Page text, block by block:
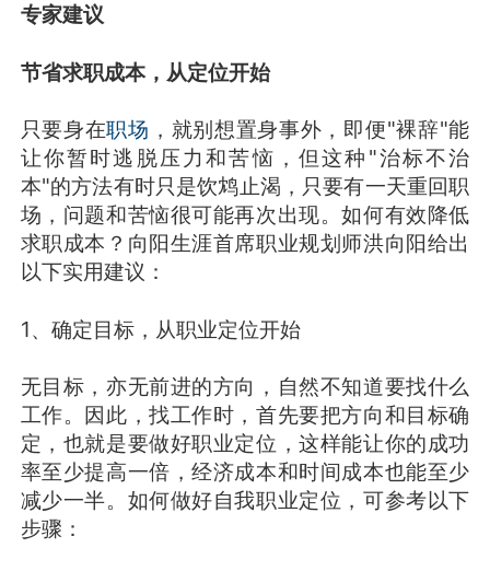
专家建议
节省求职成本，从定位开始
只要身在职场 ，就别想置身事外，即便"裸辞"能
让你暂时逃脱压力和苦恼，但这种"治标不治
本"的方法有时只是饮鸩止渴，只要有一天重回职
场，问题和苦恼很可能再次出现。如何有效降低
求职成本？向阳生涯首席职业规划师洪向阳给出
以下实用建议：
1、确定目标，从职业定位开始
无目标，亦无前进的方向，自然不知道要找什么
工作。因此，找工作时，首先要把方向和目标确
定，也就是要做好职业定位，这样能让你的成功
率至少提高一倍，经济成本和时间成本也能至少
减少一半。如何做好自我职业定位，可参考以下
步骤：